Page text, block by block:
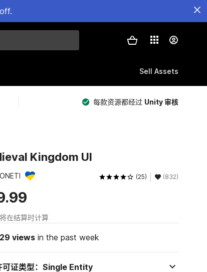
Sell Assets
每款资源都经过 Unity 审核
Kingdom UI
(25) (832)
在结算时计算
viewsin the past week
可证类型：Single Entity